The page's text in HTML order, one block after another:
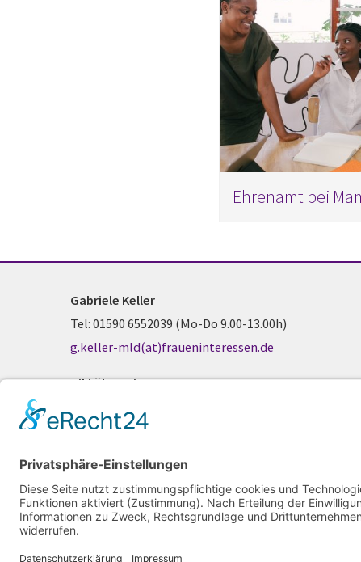
Ehrenamt bei
Gabriele Keller
Tel: 01590 6552039 (Mo-Do 9.00-13.00h)
g.keller-mld(at)fraueninteressen.de
Riki Überreiter
r.ueberreiter-mld(at)fraueninteressen.de
Kathrin Wilke
Tel: 0176 56736947 (Mo-Do 9.00-13.00h)
k.wilke-mld(at)mail.fraueninteressen.de